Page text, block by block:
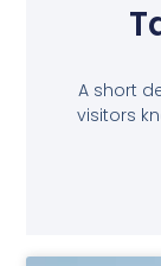
A short
visitors